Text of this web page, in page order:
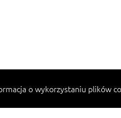
o wykorzystaniu plików
przepisy